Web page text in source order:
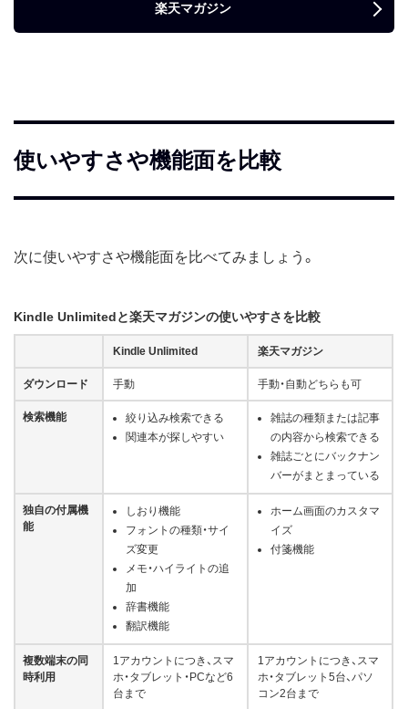
楽天マガジン
使いやすさや機能面を比較
次に使いやすさや機能面を比べてみましょう。
Kindle Unlimitedと楽天マガジンの使いやすさを比較
Kindle Unlimited 楽天マガジン
ダウンロード 手動 手動・自動どちらも可
検索機能
絞り込み検索できる
関連本が探しやすい
雑誌の種類または記事
の内容から検索できる
雑誌ごとにバックナン
バーがまとまっている
独自の付属機
能
しおり機能
フォントの種類・サイ
ズ変更
メモ・ハイライトの追
加
辞書機能
翻訳機能
ホーム画面のカスタマ
イズ
付箋機能
複数端末の同
時利用
1アカウントにつき、スマ
ホ・タブレット・PCなど6
台まで
1アカウントにつき、スマ
ホ・タブレット5台、パソ
コン2台まで